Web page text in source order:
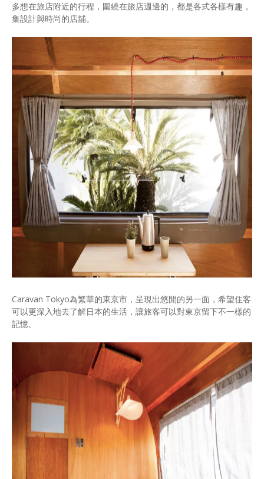
多想在旅店附近的行程，圍繞在旅店週邊的，都是各式各樣有趣，
集設計與時尚的店舖。
Caravan Tokyo為繁華的東京市，呈現出悠閒的另一面，希望住客
可以更深入地去了解日本的生活，讓旅客可以對東京留下不一樣的
記憶。